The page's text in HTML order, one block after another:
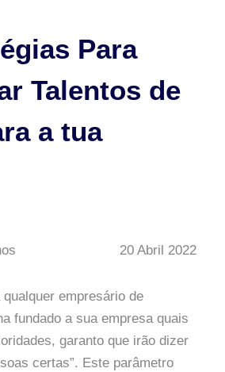
Para
Talentos de
a tua
20 Abril 2022
empresário de
fundado a sua empresa quais
garanto que irão dizer
certas”. Este parâmetro